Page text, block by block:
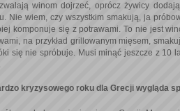
winom dojrzeć, oprócz żywicy
Nie wiem, czy wszystkim smakują, ja
komponuje się z potrawami. To nie jest
na przykład grillowanym mięsem,
się nie spróbuje. Musi minąć jeszcze z 10
kryzysowego roku dla Grecji wygląda